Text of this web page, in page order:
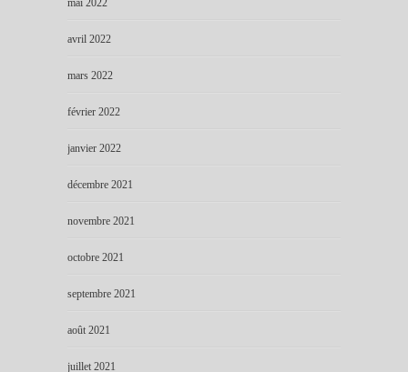
mai 2022
avril 2022
mars 2022
février 2022
janvier 2022
décembre 2021
novembre 2021
octobre 2021
septembre 2021
août 2021
juillet 2021